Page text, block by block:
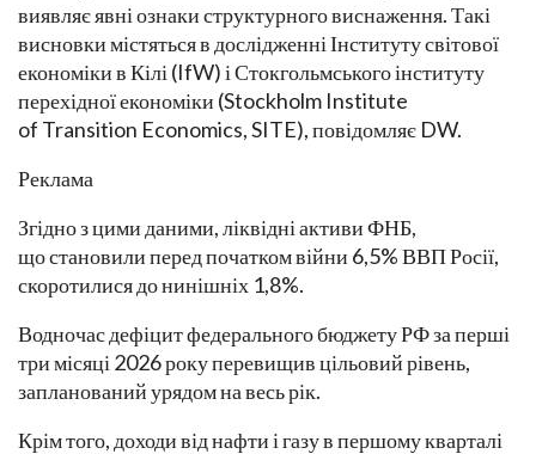
виявляє явні ознаки структурного виснаження. Такі
висновки містяться в дослідженні Інституту світової
економіки в Кілі (IfW) і Стокгольмського інституту
перехідної економіки (Stockholm Institute
of Transition Economics, SITE), повідомляє DW.
Реклама
Згідно з цими даними, ліквідні активи ФНБ,
що становили перед початком війни 6,5% ВВП Росії,
скоротилися до нинішніх 1,8%.
Водночас дефіцит федерального бюджету РФ за перші
три місяці 2026 року перевищив цільовий рівень,
запланований урядом на весь рік.
Крім того, доходи від нафти і газу в першому кварталі